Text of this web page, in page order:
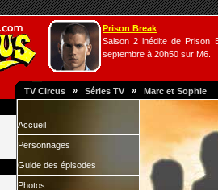
Prison Break
Saison 2 inédite de Prison
septembre à 20h50 sur M6.
TV Circus » Séries TV » Marc et Sophie
Accueil
Personnages
Guide des épisodes
Photos